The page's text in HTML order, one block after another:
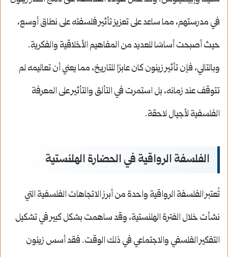
في مدرستهم، مما ساعد على تعزيز تأثير فلسفته على نطاق أوسع،
حيث أصبحت أساسًا للعديد من المفاهيم الأخلاقية والفكرية.
وبالتالي، فإن تأثير زينون كان عابرًا للتاريخ، مما يعني أن تعاليمه لم
تتوقف عند زمانه، بل استمرت في التألق والتأثير على المعرفة
الفلسفية لأجيال لاحقة.
الفلسفة الرواقية في الحضارة الهلنستية
تُعتبر الفلسفة الرواقية واحدة من أبرز الاتجاهات الفلسفية التي
نشأت خلال الفترة الهلنستية، وقد ساهمت بشكل كبير في تشكيل
التفكير الفلسفي والاجتماعي في ذلك الوقت. فقد أسس زينون